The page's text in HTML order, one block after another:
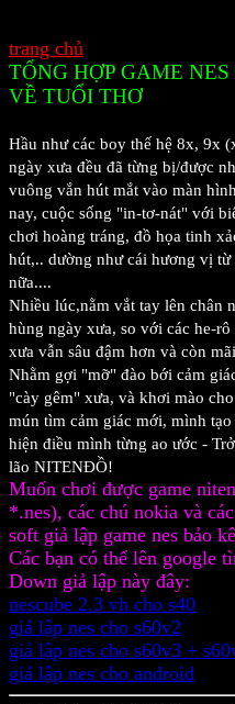
trang chủ
TỔNG HỢP GAME
VỀ TUỔI THƠ
Hầu như các boy thế hệ 8x, 9x
ngày xưa đều đã từng bị/được
vuông vắn hút mắt vào màn
nay, cuộc sống "in-tơ-nát" với
chơi hoàng tráng, đồ họa tinh
hút,.. dường như cái hương vị từ
nữa....
Nhiều lúc,nằm vắt tay lên chân
hùng ngày xưa, so với các he-
xưa vẫn sâu đậm hơn và còn
Nhằm gợi "mỡ" đào bới cảm
"cày gêm" xưa, và khơi mào
mún tìm cảm giác mới, mình
hiện điều mình từng ao ước -
lão NITENĐỒ!
Muốn chơi được game
*.nes), các chú nokia và
soft giả lập game nes bảo
Các bạn có thể lên google
Down giả lập này đây:
nescube 2.3 vh cho s40
giả lập nes cho s60v2
giả lập nes cho s60v3 +
giả lập nes cho android